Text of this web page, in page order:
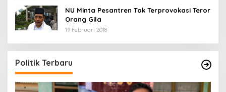
NU Minta Pesantren Tak Terprovokasi Teror
Orang Gila
19 Februari 2018
Politik Terbaru
Mendaftar di PKB
Di Politik | 24 April 2024